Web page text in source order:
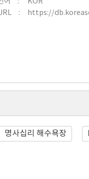
https://
명사십리 해수욕장